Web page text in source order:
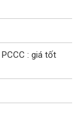
: giá tốt